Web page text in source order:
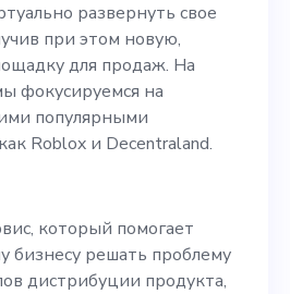
развернуть свое
при этом новую,
для продаж. На
фокусируемся на
популярными
Roblox и Decentraland.
который помогает
бизнесу решать проблему
дистрибуции продукта,